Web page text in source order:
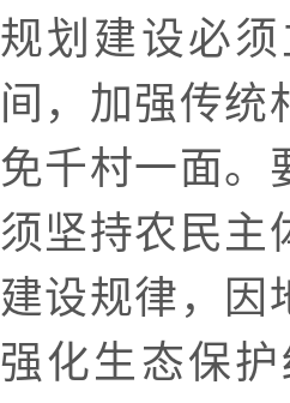
规划建设必
间，加强传统
免千村一面。
须坚持农民主
建设规律，因
强化生态保